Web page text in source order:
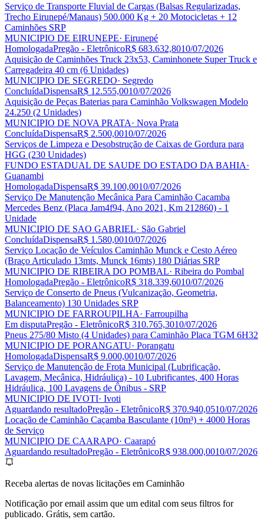
Serviço de Transporte Fluvial de Cargas (Balsas Regularizadas,
Trecho Eirunepé/Manaus) 500.000 Kg + 20 Motocicletas + 12
Caminhões SRP
MUNICIPIO DE EIRUNEPE· Eirunepé
HomologadaPregão - EletrônicoR$ 683.632,8010/07/2026
Aquisição de Caminhões Truck 23x53, Caminhonete Super Truck e
Carregadeira 40 cm (6 Unidades)
MUNICIPIO DE SEGREDO· Segredo
ConcluídaDispensaR$ 12.555,0010/07/2026
Aquisição de Peças Baterias para Caminhão Volkswagen Modelo
24.250 (2 Unidades)
MUNICIPIO DE NOVA PRATA· Nova Prata
ConcluídaDispensaR$ 2.500,0010/07/2026
Serviços de Limpeza e Desobstrução de Caixas de Gordura para
HGG (230 Unidades)
FUNDO ESTADUAL DE SAUDE DO ESTADO DA BAHIA·
Guanambi
HomologadaDispensaR$ 39.100,0010/07/2026
Serviço De Manutenção Mecânica Para Caminhão Cacamba
Mercedes Benz (Placa Jam4f94, Ano 2021, Km 212860) - 1
Unidade
MUNICIPIO DE SAO GABRIEL· São Gabriel
ConcluídaDispensaR$ 1.580,0010/07/2026
Serviço Locação de Veículos Caminhão Munck e Cesto Aéreo
(Braço Articulado 13mts, Munck 16mts) 180 Diárias SRP
MUNICIPIO DE RIBEIRA DO POMBAL· Ribeira do Pombal
HomologadaPregão - EletrônicoR$ 318.339,6010/07/2026
Serviço de Conserto de Pneus (Vulcanização, Geometria,
Balanceamento) 130 Unidades SRP
MUNICIPIO DE FARROUPILHA· Farroupilha
Em disputaPregão - EletrônicoR$ 310.765,3010/07/2026
Pneus 275/80 Misto (4 Unidades) para Caminhão Placa TGM 6H32
MUNICIPIO DE PORANGATU· Porangatu
HomologadaDispensaR$ 9.000,0010/07/2026
Serviço de Manutenção de Frota Municipal (Lubrificação,
Lavagem, Mecânica, Hidráulica) - 10 Lubrificantes, 400 Horas
Hidráulica, 100 Lavagens de Ônibus - SRP
MUNICIPIO DE IVOTI· Ivoti
Aguardando resultadoPregão - EletrônicoR$ 370.940,0510/07/2026
Locação de Caminhão Caçamba Basculante (10m³) + 4000 Horas
de Serviço
MUNICIPIO DE CAARAPO· Caarapó
Aguardando resultadoPregão - EletrônicoR$ 938.000,0010/07/2026
Receba alertas de novas licitações em Caminhão
Notificação por email assim que um edital com seus filtros for
publicado. Grátis, sem cartão.